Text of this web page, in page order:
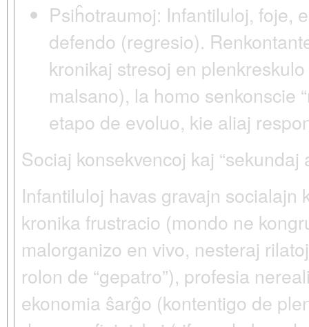
Psiĥotraumoj: Infantiluloj, foje,
defendo (regresio).
kronikaj stresoj en
malsano), la homo senkonscie
etapo de evoluo, kie aliaj
Sociaj konsekvencoj kaj “sekundaj
Infantiluloj havas gravajn socialajn
kronika frustracio (mondo ne
malorganizo en vivo, nesteraj
rolon de “gepatro”), profesia
ekonomia ŝarĝo (kontentigo de